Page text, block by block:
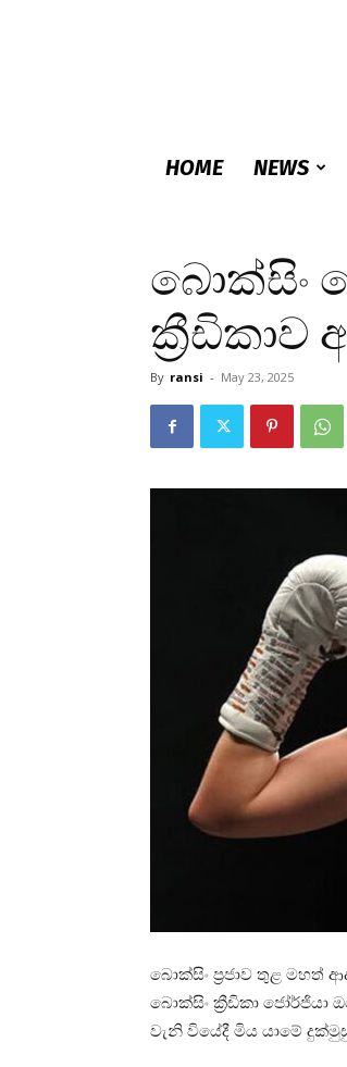
HOME NEWS
බොක්සිං
ක්‍රීඩිකාව
By ransi - May 23, 2025
බොක්සිං ප්‍රජාව තුළ මහත්
බොක්සිං ක්‍රීඩිකා ජෝර්ජියා
වැනි වියේදී මිය යාමේ